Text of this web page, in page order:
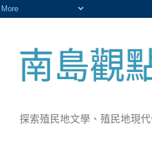
南島觀
探索殖民地文學、殖民地現